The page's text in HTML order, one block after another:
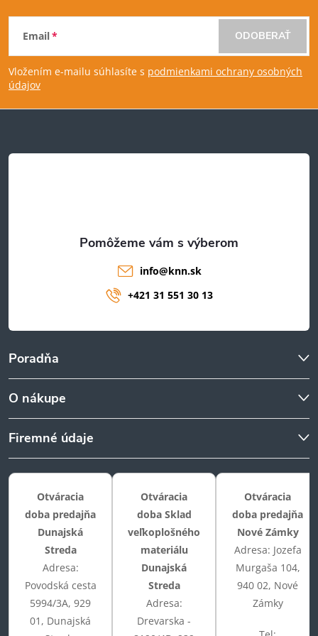
Z
á
p
t
Email
Vložením e-mailu súhlasíte s podmienkami ochrany osobných
údajov
ODOBERAŤ
Poradňa
O nákupe
Firemné údaje
info@knn.sk
+421 31 551 30 13
Otváracia
doba predajňa
Dunajská
Streda
Adresa:
Povodská cesta
5994/3A, 929
01, Dunajská
Otváracia
doba Sklad
veľkoplošného
materiálu
Dunajská
Streda
Adresa:
Drevarska -
Otváracia
doba predajňa
Nové Zámky
Adresa: Jozefa
Murgaša 104,
940 02, Nové
Zámky